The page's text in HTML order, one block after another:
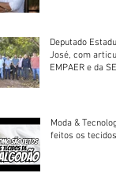
Deputado
José, com
EMPAER e da
Moda &
feitos os